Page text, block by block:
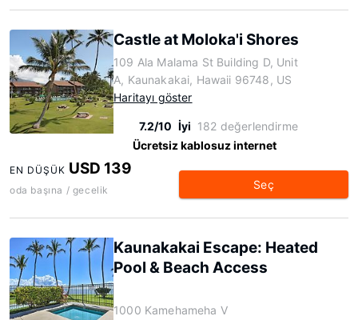
Castle at Moloka'i Shores
109 Ala Malama St Building D, Unit
A, Kaunakakai, Hawaii 96748, US
Haritayı göster
7.2/10 İyi 182 değerlendirme
Ücretsiz kablosuz internet
EN DÜŞÜK USD 139
oda başına / gecelik Seç
Kaunakakai Escape: Heated
Pool & Beach Access
1000 Kamehameha V